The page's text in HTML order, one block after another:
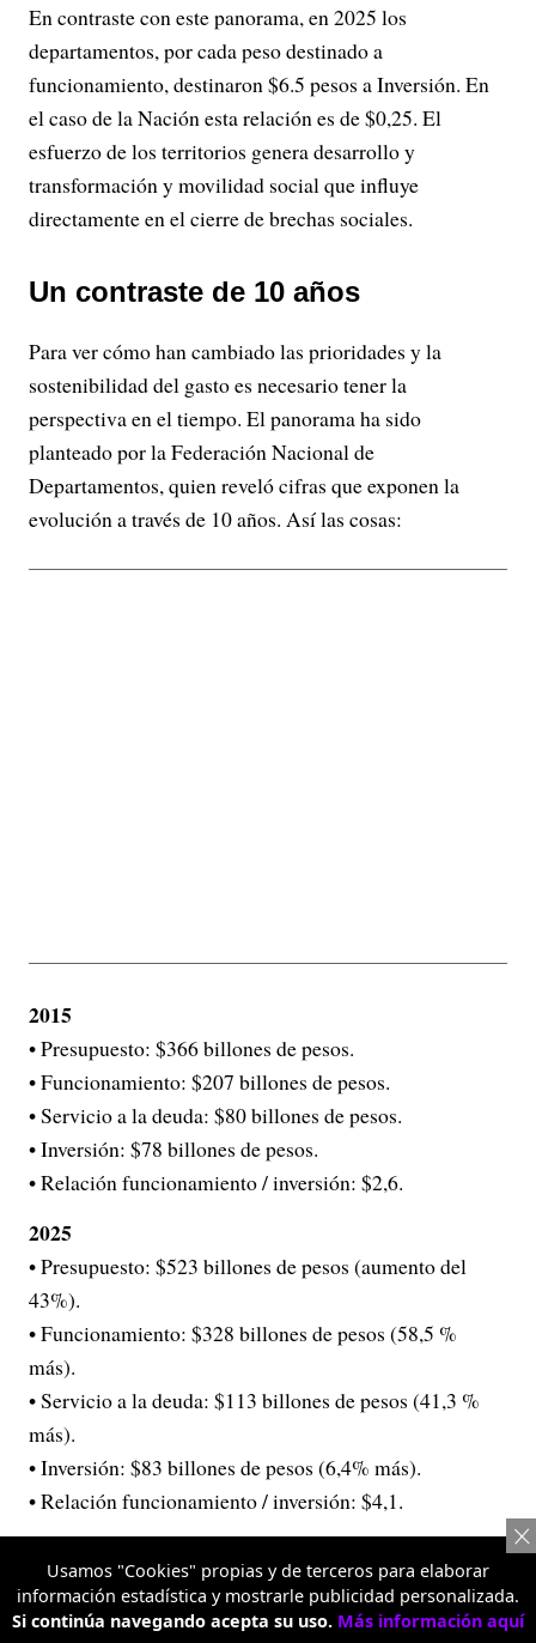
En contraste con este panorama, en 2025 los
departamentos, por cada peso destinado a
funcionamiento, destinaron $6.5 pesos a Inversión. En
el caso de la Nación esta relación es de $0,25. El
esfuerzo de los territorios genera desarrollo y
transformación y movilidad social que influye
directamente en el cierre de brechas sociales.
Un contraste de 10 años
Para ver cómo han cambiado las prioridades y la
sostenibilidad del gasto es necesario tener la
perspectiva en el tiempo. El panorama ha sido
planteado por la Federación Nacional de
Departamentos, quien reveló cifras que exponen la
evolución a través de 10 años. Así las cosas:
2015
• Presupuesto: $366 billones de pesos.
• Funcionamiento: $207 billones de pesos.
• Servicio a la deuda: $80 billones de pesos.
• Inversión: $78 billones de pesos.
• Relación funcionamiento / inversión: $2,6.
2025
• Presupuesto: $523 billones de pesos (aumento del
43%).
• Funcionamiento: $328 billones de pesos (58,5 %
más).
• Servicio a la deuda: $113 billones de pesos (41,3 %
más).
• Inversión: $83 billones de pesos (6,4% más).
• Relación funcionamiento / inversión: $4,1.
Usamos "Cookies" propias y de terceros para elaborar
información estadística y mostrarle publicidad personalizada.
Si continúa navegando acepta su uso. Más información aquí